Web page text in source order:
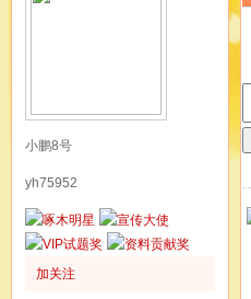
小鹏8号
yh75952
加关注